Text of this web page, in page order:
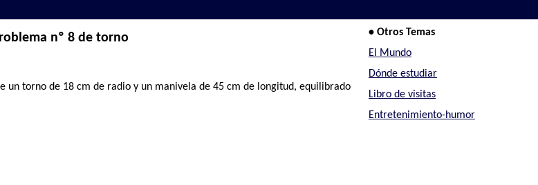
nº 8 de torno
un torno de 18 cm de radio y un manivela de 45 cm de longitud, equilibrado
• Otros Temas
El Mundo
Dónde estudiar
Libro de visitas
Entretenimiento-humor